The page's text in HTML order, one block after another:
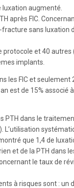
augmenté.
après FIC.
sans luxation
protocole et 40 autres
implants.
les FIC et seulement
est de 15% associé
PTH dans le
que 1,4 de
et de la PTH dans
le taux de
à risques sont : un